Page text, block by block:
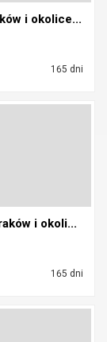
i okolice...
165 dni
i okoli...
165 dni